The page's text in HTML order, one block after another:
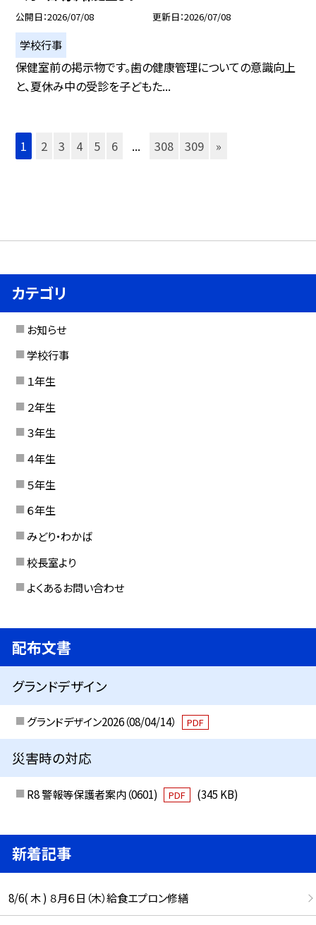
公開日 2026/07/08 更新日 2026/07/08
学校行事
保健室前の掲示物です。歯の健康管理についての意識向上
と、夏休み中の受診を子どもた...
1 2 3 4 5 6 ... 308 309 »
カテゴリ
お知らせ
学校行事
１年生
２年生
３年生
４年生
５年生
６年生
みどり・わかば
校長室より
よくあるお問い合わせ
配布文書
グランドデザイン
グランドデザイン2026（08/04/14） PDF
災害時の対応
R8 警報等保護者案内（0601) PDF (345 KB)
新着記事
8/6( 木 ) ８月６日（木）給食エプロン修繕